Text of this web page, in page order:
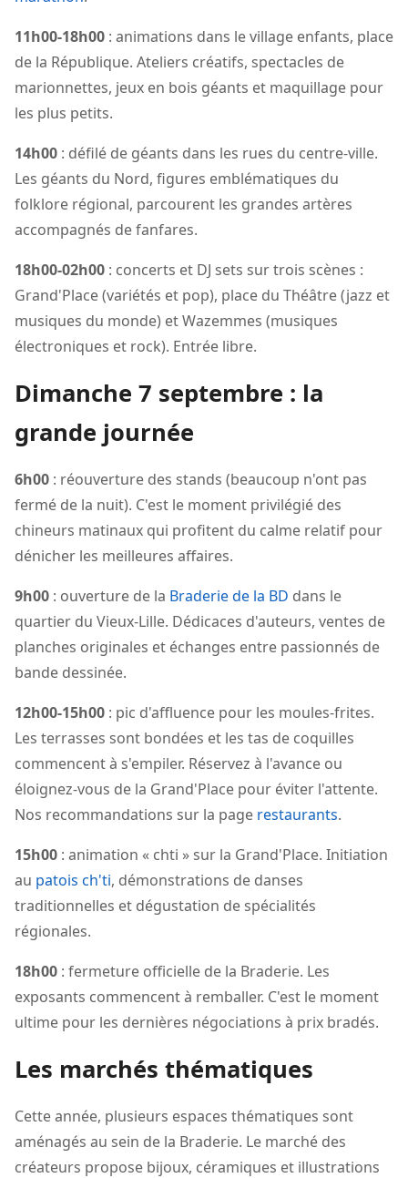
11h00-18h00 : animations dans le village enfants, place
de la République. Ateliers créatifs, spectacles de
marionnettes, jeux en bois géants et maquillage pour
les plus petits.
14h00 : défilé de géants dans les rues du centre-ville.
Les géants du Nord, figures emblématiques du
folklore régional, parcourent les grandes artères
accompagnés de fanfares.
18h00-02h00 : concerts et DJ sets sur trois scènes :
Grand'Place (variétés et pop), place du Théâtre (jazz et
musiques du monde) et Wazemmes (musiques
électroniques et rock). Entrée libre.
Dimanche 7 septembre : la
grande journée
6h00 : réouverture des stands (beaucoup n'ont pas
fermé de la nuit). C'est le moment privilégié des
chineurs matinaux qui profitent du calme relatif pour
dénicher les meilleures affaires.
9h00 : ouverture de la Braderie de la BD dans le
quartier du Vieux-Lille. Dédicaces d'auteurs, ventes de
planches originales et échanges entre passionnés de
bande dessinée.
12h00-15h00 : pic d'affluence pour les moules-frites.
Les terrasses sont bondées et les tas de coquilles
commencent à s'empiler. Réservez à l'avance ou
éloignez-vous de la Grand'Place pour éviter l'attente.
Nos recommandations sur la page restaurants.
15h00 : animation « chti » sur la Grand'Place. Initiation
au patois ch'ti, démonstrations de danses
traditionnelles et dégustation de spécialités
régionales.
18h00 : fermeture officielle de la Braderie. Les
exposants commencent à remballer. C'est le moment
ultime pour les dernières négociations à prix bradés.
Les marchés thématiques
Cette année, plusieurs espaces thématiques sont
aménagés au sein de la Braderie. Le marché des
créateurs propose bijoux, céramiques et illustrations